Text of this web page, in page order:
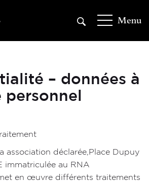
Menu
– données à
association déclarée,Place Dupuy
immatriculée au RNA
en œuvre différents traitements